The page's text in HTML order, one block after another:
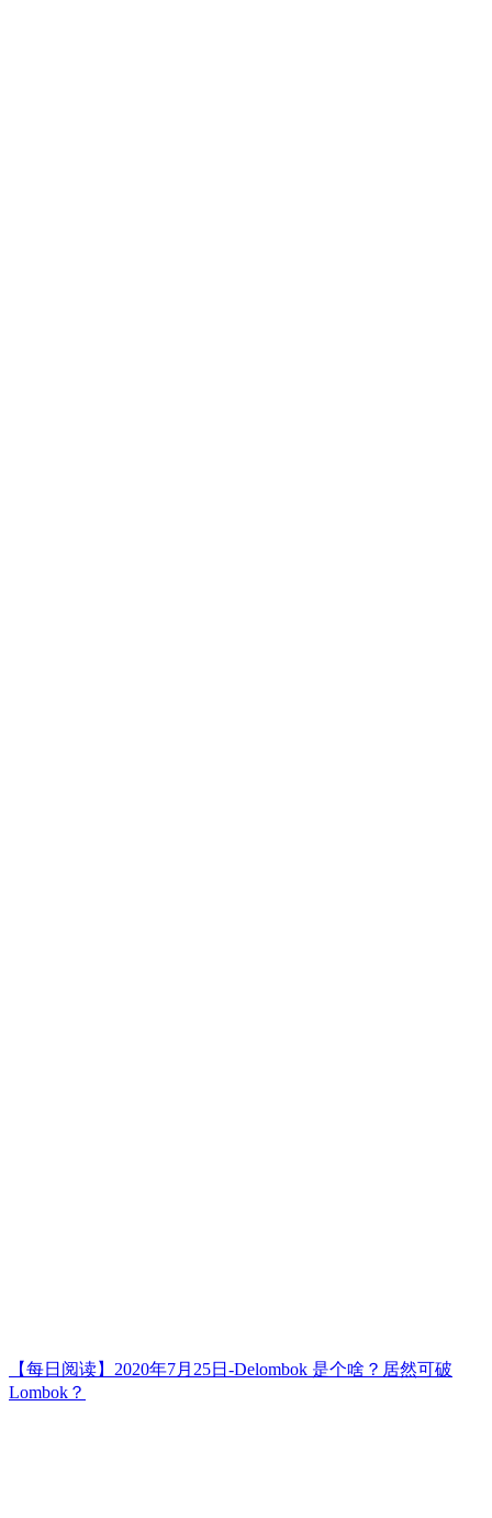
【每日阅读】2020年7月25日-Delombok 是个啥？居然可破
Lombok？